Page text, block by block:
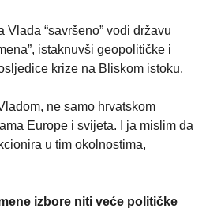
Vlada “savršeno” vodi državu
istaknuvši geopolitičke i
krize na Bliskom istoku.
ne samo hrvatskom
Europe i svijeta. I ja mislim da
u tim okolnostima,
izbore niti veće političke